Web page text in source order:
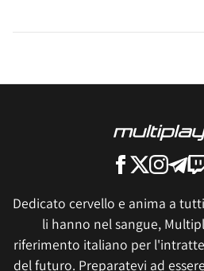
Dedicato cervello e anima a
li hanno nel sangue,
riferimento italiano per
del futuro. Preparatevi ad